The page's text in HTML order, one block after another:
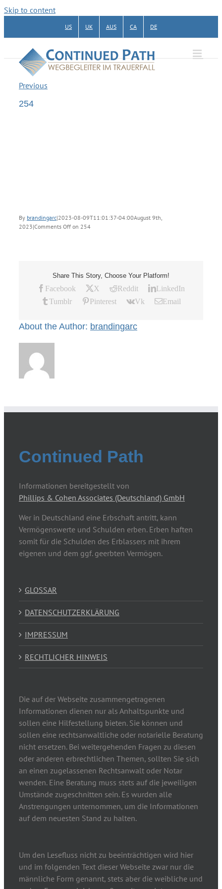
Skip to content
US UK AUS CA DE
Previous
254
By brandingarc|2023-08-09T11:01:37-04:00August 9th,
2023|Comments Off on 254
Share This Story, Choose Your Platform!
Facebook X Reddit
LinkedIn
Tumblr
Pinterest Vk Email
About the Author: brandingarc
Continued Path
Informationen bereitgestellt von
Phillips & Cohen Associates (Deutschland) GmbH
Wer in Deutschland eine Erbschaft antritt, kann
Vermögenswerte und Schulden erben. Erben haften
somit für die Schulden des Erblassers mit ihrem
eigenen und dem ggf. geerbten Vermögen.
GLOSSAR
DATENSCHUTZERKLÄRUNG
IMPRESSUM
RECHTLICHER HINWEIS
Die auf der Webseite zusammengetragenen
Informationen dienen nur als Anhaltspunkte und
sollen eine Hilfestellung bieten. Sie können und
sollen eine rechtsanwaltliche oder notarielle Beratung
nicht ersetzen. Bei weitergehenden Fragen zu diesen
oder anderen erbrechtlichen Themen, sollten Sie sich
an einen zugelassenen Rechtsanwalt oder Notar
wenden. Eine Beratung muss stets auf die jeweiligen
Umstände zugeschnitten sein. Es wurden alle
Anstrengungen unternommen, um die Informationen
auf dem neuesten Stand zu halten.
Um den Lesefluss nicht zu beeinträchtigen wird hier
und im folgenden Text dieser Webseite zwar nur die
männliche Form genannt, stets aber die weibliche und